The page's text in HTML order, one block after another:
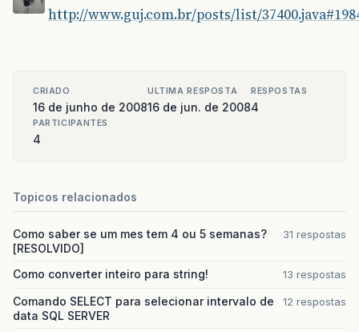
http://www.guj.com.br/posts/list/
CRIADO
16 de junho de 2008
ULTIMA RESPOSTA
16 de jun. de 2008
RESPOSTAS
4
PARTICIPANTES
4
Topicos relacionados
Como saber se um mes tem 4 ou 5 semanas?
[RESOLVIDO]
31 respostas
Como converter inteiro para string! 13 respostas
Comando SELECT para selecionar intervalo de
data SQL SERVER
12 respostas